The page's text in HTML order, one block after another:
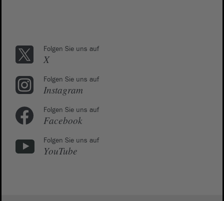
Folgen Sie uns auf
X
Folgen Sie uns auf
Instagram
Folgen Sie uns auf
Facebook
Folgen Sie uns auf
YouTube